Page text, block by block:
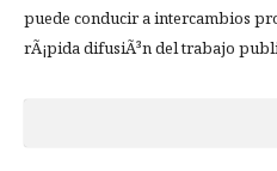
puede conducir a intercambios
rÃ¡pida difusiÃ³n del trabajo